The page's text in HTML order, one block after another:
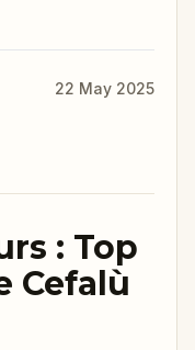
22 May 2025
: Top
Cefalù